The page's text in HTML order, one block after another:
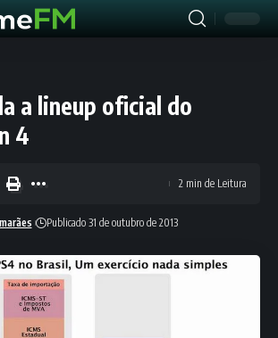
a lineup oficial do
4
Publicado 31 de outubro de 2013
2 min de Leitura